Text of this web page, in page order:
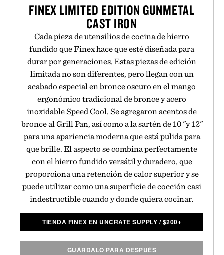
FINEX LIMITED EDITION GUNMETAL
CAST IRON
Cada pieza de utensilios de cocina de hierro
fundido que Finex hace que esté diseñada para
durar por generaciones. Estas piezas de edición
limitada no son diferentes, pero llegan con un
acabado especial en bronce oscuro en el mango
ergonómico tradicional de bronce y acero
inoxidable Speed Cool. Se agregaron acentos de
bronce al Grill Pan, así como a la sartén de 10 "y 12"
para una apariencia moderna que está pulida para
que brille. El aspecto se combina perfectamente
con el hierro fundido versátil y duradero, que
proporciona una retención de calor superior y se
puede utilizar como una superficie de cocción casi
indestructible cuando y donde quiera cocinar.
TIENDA FINEX EN UNCRATE SUPPLY /$200+
GUÁRDALO PARA DESPUÉS